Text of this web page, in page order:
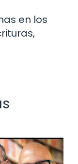
en los